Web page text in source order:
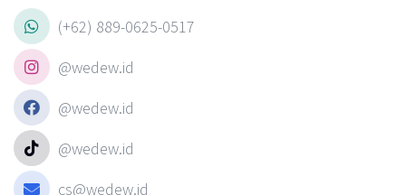
(+62) 889-0625-0517
@wedew.id
@wedew.id
@wedew.id
cs@wedew.id